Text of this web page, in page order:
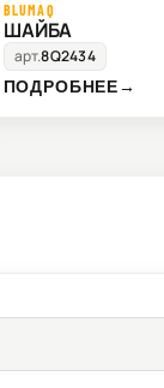
BLUMAQ
ШАЙБА
арт.8Q2434
ПОДРОБНЕЕ→